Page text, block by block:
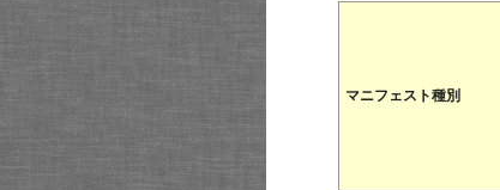
マニフェスト種別